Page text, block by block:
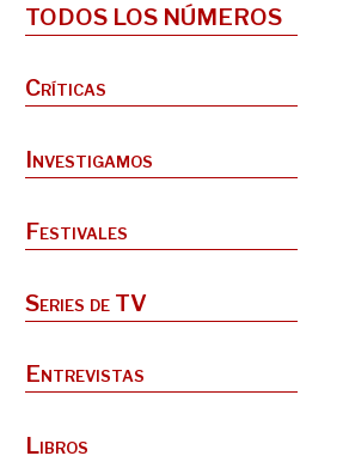
TODOS LOS NÚMEROS
Críticas
Investigamos
Festivales
Series de TV
Entrevistas
Libros